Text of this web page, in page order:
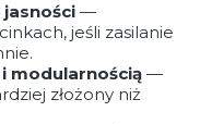
—
jeśli zasilanie
modularnością —
złożony niż